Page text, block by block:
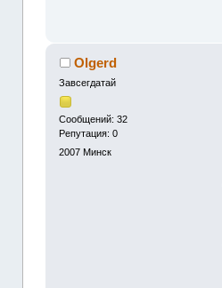
Olgerd
Завсегдатай
Сообщений: 32
Репутация: 0
2007 Минск